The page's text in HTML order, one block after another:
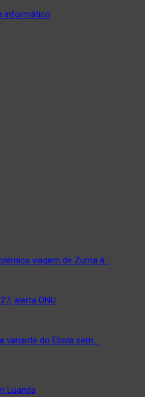
informático
viagem de Zuma à…
alerta ONU
variante do Ébola sem…
Luanda